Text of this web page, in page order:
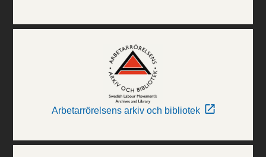
Arbetarrörelsens arkiv och bibliotek